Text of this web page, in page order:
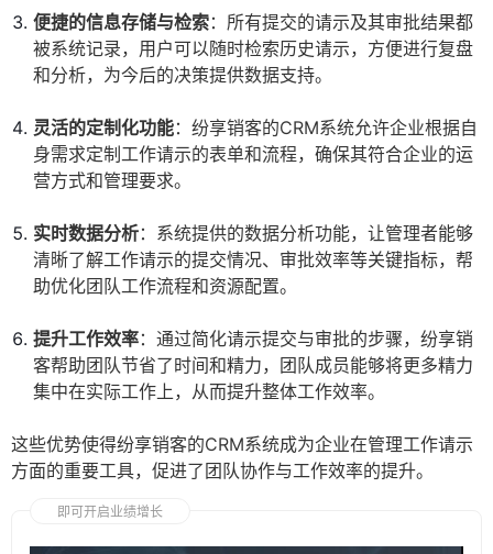
便捷的信息存储与检索：所有提交的请示及其审批结果都
被系统记录，用户可以随时检索历史请示，方便进行复盘
和分析，为今后的决策提供数据支持。
灵活的定制化功能：纷享销客的CRM系统允许企业根据自
身需求定制工作请示的表单和流程，确保其符合企业的运
营方式和管理要求。
实时数据分析：系统提供的数据分析功能，让管理者能够
清晰了解工作请示的提交情况、审批效率等关键指标，帮
助优化团队工作流程和资源配置。
提升工作效率：通过简化请示提交与审批的步骤，纷享销
客帮助团队节省了时间和精力，团队成员能够将更多精力
集中在实际工作上，从而提升整体工作效率。
这些优势使得纷享销客的CRM系统成为企业在管理工作请示
方面的重要工具，促进了团队协作与工作效率的提升。
即可开启业绩增长